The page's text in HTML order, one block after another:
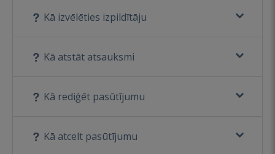
Kā izvēlēties izpildītāju
Kā atstāt atsauksmi
Kā rediģēt pasūtījumu
Kā atcelt pasūtījumu